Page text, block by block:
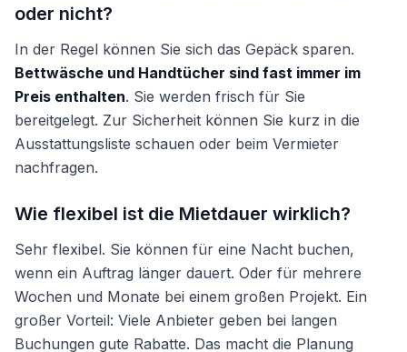
oder nicht?
In der Regel können Sie sich das Gepäck sparen.
Bettwäsche und Handtücher sind fast immer im
Preis enthalten. Sie werden frisch für Sie
bereitgelegt. Zur Sicherheit können Sie kurz in die
Ausstattungsliste schauen oder beim Vermieter
nachfragen.
Wie flexibel ist die Mietdauer wirklich?
Sehr flexibel. Sie können für eine Nacht buchen,
wenn ein Auftrag länger dauert. Oder für mehrere
Wochen und Monate bei einem großen Projekt. Ein
großer Vorteil: Viele Anbieter geben bei langen
Buchungen gute Rabatte. Das macht die Planung